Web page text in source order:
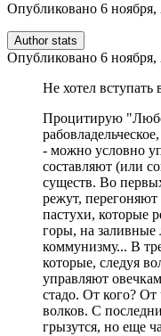
Опубликовано 6 ноября,
Author stats
Опубликовано 6 ноября,
Не хотел вступать
Процитирую
- можно условно
составляют (или
существ. Во
режут,
пастухи, которые
горы, на заливные
коммунизму... В
которые, следуя
управляют
стадо. От кого? От
волков. С
грызутся, но еще